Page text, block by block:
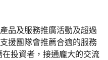
品及服務推廣活動及超過
援團隊會推薦合適的服務
投資者，接通龐大的交流